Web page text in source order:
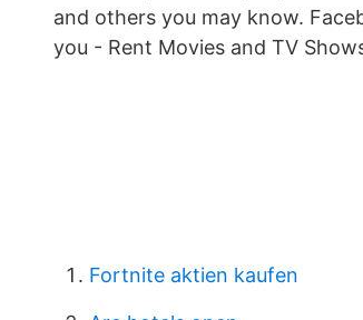
and others you may know.
you - Rent Movies and TV
Fortnite aktien kaufen